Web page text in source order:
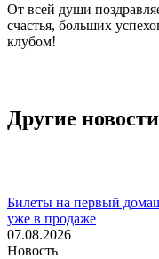
От всей души
счастья, больших
клубом!
Другие новости
Билеты на первый
уже в продаже
07.08.2026
Новость